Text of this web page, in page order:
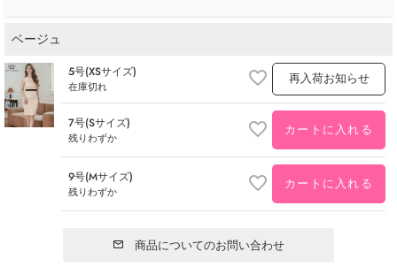
ベージュ
5号(XSサイズ)
在庫切れ 再入荷お知らせ
7号(Sサイズ)
残りわずか カートに入れる
9号(Mサイズ)
残りわずか カートに入れる
商品についてのお問い合わせ